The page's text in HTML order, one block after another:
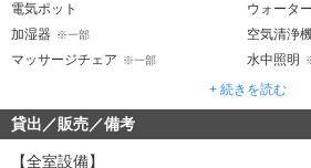
電気ポット
ウォータ
加湿器 ※一部
空気清浄
マッサージチェア
※一部 水中照明
ウォシュレ
ドライサウナ ※一部
音響・映像・通信
+ 続きを読む
貸出／販売／備考
【全室設備】